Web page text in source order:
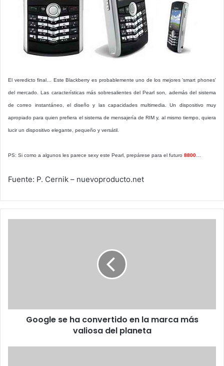
El veredicto final… Este Blackberry es probablemente uno de los mejores 'smart phones'
del mercado. Las características más sobresalientes del Pearl son, además del sistema
de correo instantáneo, el diseño y las capacidades multimedia. Un dispositivo muy
apropiado para quien prefiera el sistema de mensajería de RIM y, al mismo tiempo, quiera
lucir un dispositivo elegante, pequeño y versátil.
PS: Si como a algunos les parece sexy este Pearl, prepárese para el futuro 8800
Fuente: P. Cernik – nuevoproducto.net
valiosa
Google se ha convertido en la marca más
valiosa del planeta